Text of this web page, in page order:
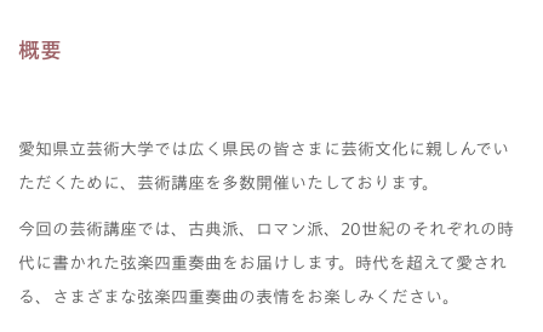
概要
愛知県立芸術大学では広く県民の皆さまに芸術文化に親しんでい
ただくために、芸術講座を多数開催いたしております。
今回の芸術講座では、古典派、ロマン派、20世紀のそれぞれの時
代に書かれた弦楽四重奏曲をお届けします。時代を超えて愛され
る、さまざまな弦楽四重奏曲の表情をお楽しみください。